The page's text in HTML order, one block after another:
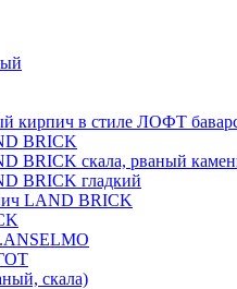
кирпич в стиле ЛОФТ
BRICK
BRICK скала, рваный
BRICK гладкий
LAND BRICK
скала)